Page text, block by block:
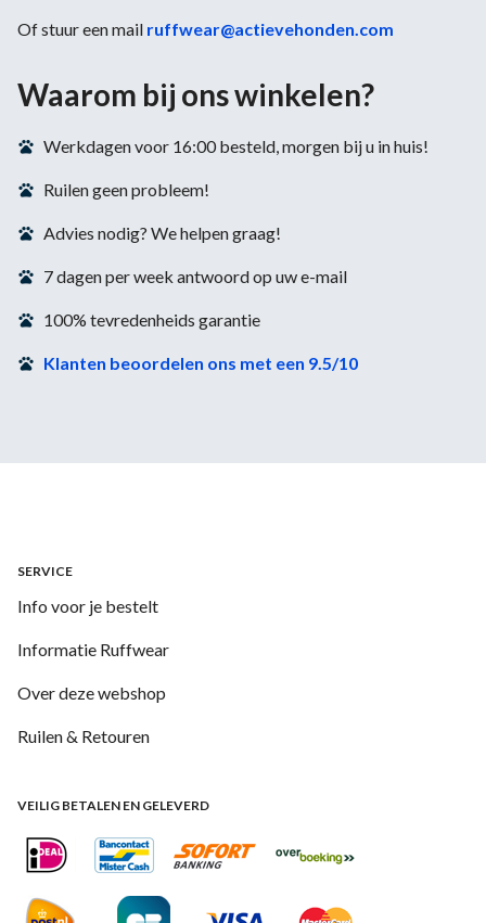
Of stuur een mail ruffwear@actievehonden.com
Waarom bij ons winkelen?
Werkdagen voor 16:00 besteld, morgen bij u in huis!
Ruilen geen probleem!
Advies nodig? We helpen graag!
7 dagen per week antwoord op uw e-mail
100% tevredenheids garantie
Klanten beoordelen ons met een 9.5/10
SERVICE
Info voor je bestelt
Informatie Ruffwear
Over deze webshop
Ruilen & Retouren
VEILIG BETALEN EN GELEVERD